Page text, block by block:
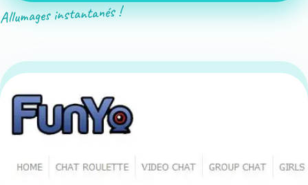
Allumages instantanés !